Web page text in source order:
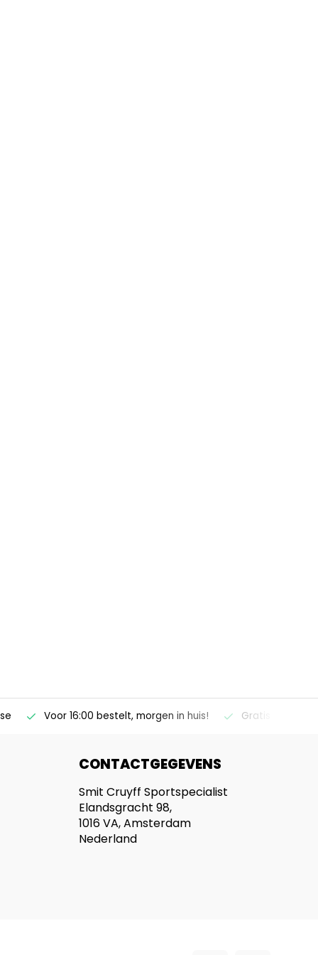
Voor 16:00 bestelt, morgen in huis! Gratis
CONTACTGEGEVENS
Smit Cruyff Sportspecialist
Elandsgracht 98,
1016 VA, Amsterdam
Nederland